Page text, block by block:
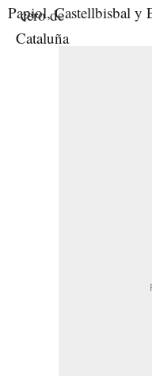
Papiol, Castellbisbal y